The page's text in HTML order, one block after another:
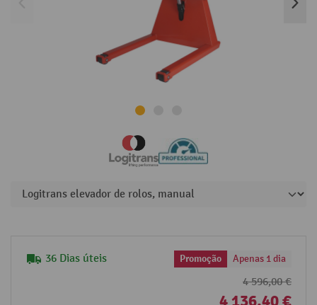
36 Dias úteis Promoção Apenas 1 dia
4 596,00 €
4 136,40 €